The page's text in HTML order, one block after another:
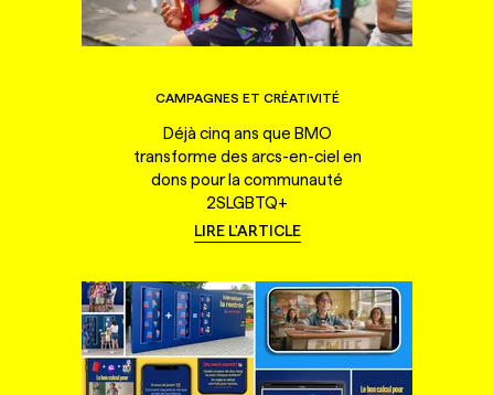
CAMPAGNES ET CRÉATIVITÉ
Déjà cinq ans que BMO
transforme des arcs-en-ciel en
dons pour la communauté
2SLGBTQ+
LIRE L'ARTICLE